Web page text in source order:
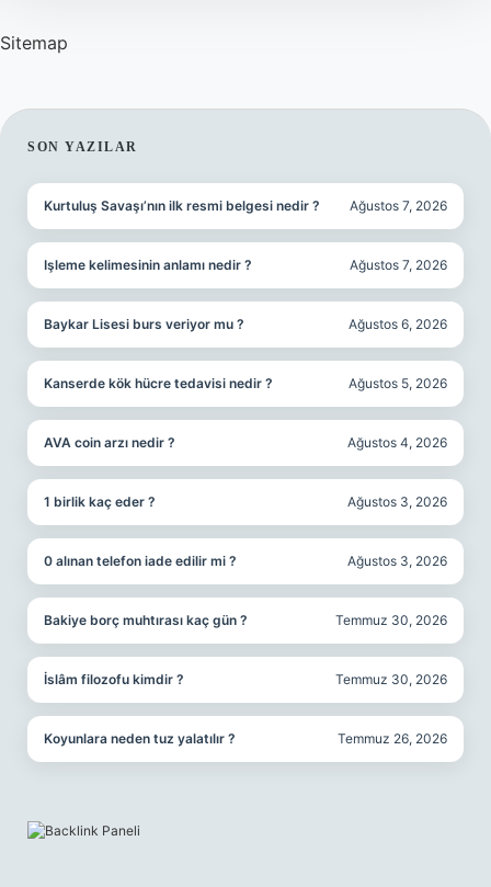
Sitemap
SIDEBAR
SON YAZILAR
Kurtuluş Savaşı’nın ilk resmi belgesi nedir ? Ağustos 7, 2026
Işleme kelimesinin anlamı nedir ? Ağustos 7, 2026
Baykar Lisesi burs veriyor mu ? Ağustos 6, 2026
Kanserde kök hücre tedavisi nedir ? Ağustos 5, 2026
AVA coin arzı nedir ? Ağustos 4, 2026
1 birlik kaç eder ? Ağustos 3, 2026
0 alınan telefon iade edilir mi ? Ağustos 3, 2026
Bakiye borç muhtırası kaç gün ? Temmuz 30, 2026
İslâm filozofu kimdir ? Temmuz 30, 2026
Koyunlara neden tuz yalatılır ? Temmuz 26, 2026